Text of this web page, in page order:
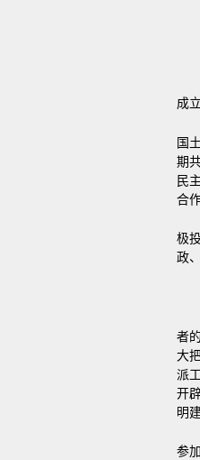
成
国
期
民
合
极
政
者
大
派
开
明
参